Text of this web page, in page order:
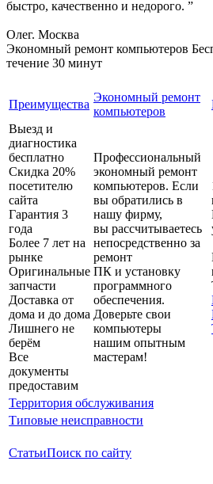
быстро, качественно и недорого. ”
Олег. Москва
Экономный ремонт компьютеров
течение 30 минут
Преимущества
Экономный ремонт
компьютеров
Выезд и
диагностика
бесплатно
Скидка 20%
посетителю
сайта
Гарантия 3
года
Более 7 лет на
рынке
Оригинальные
запчасти
Доставка от
дома и до дома
Лишнего не
берём
Все
документы
предоставим
Профессиональный
экономный ремонт
компьютеров. Если
вы обратились в
нашу фирму,
вы рассчитываетесь
непосредственно за
ремонт
ПК и установку
программного
обеспечения.
Доверьте свои
компьютеры
нашим опытным
мастерам!
Территория обслуживания
Типовые неисправности
СтатьиПоиск по сайту